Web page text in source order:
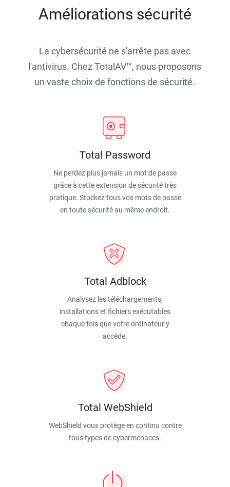
Améliorations sécurité
La cybersécurité ne s'arrête pas avec
l'antivirus. Chez TotalAV™, nous proposons
un vaste choix de fonctions de sécurité.
Total Password
Ne perdez plus jamais un mot de passe
grâce à cette extension de sécurité très
pratique. Stockez tous vos mots de passe
en toute sécurité au même endroit.
Total Adblock
Analysez les téléchargements,
installations et fichiers exécutables
chaque fois que votre ordinateur y
accède.
Total WebShield
WebShield vous protège en continu contre
tous types de cybermenaces.